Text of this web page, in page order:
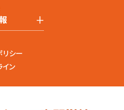
+
リシー
イン